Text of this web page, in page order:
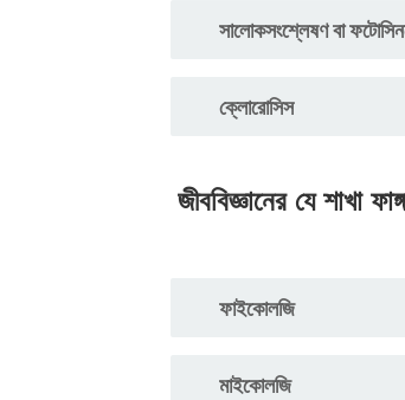
সালোকসংশ্লেষণ বা
ক্লোরোসিস
জীববিজ্ঞানের যে শাখা
ফাইকোলজি
মাইকোলজি